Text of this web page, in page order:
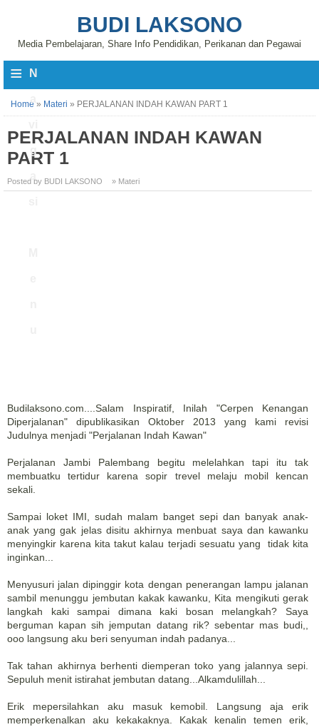
BUDI LAKSONO
Media Pembelajaran, Share Info Pendidikan, Perikanan dan Pegawai
≡ N
g
a
Home » Materi » PERJALANAN INDAH KAWAN PART 1
PERJALANAN INDAH KAWAN
PART 1
Posted by BUDI LAKSONO » Materi
Budilaksono.com....Salam Inspiratif, Inilah "Cerpen Kenangan
Diperjalanan" dipublikasikan Oktober 2013 yang kami revisi
Judulnya menjadi "Perjalanan Indah Kawan"
Perjalanan Jambi Palembang begitu melelahkan tapi itu tak
membuatku tertidur karena sopir trevel melaju mobil kencan
sekali.
Sampai loket IMI, sudah malam banget sepi dan banyak anak-
anak yang gak jelas disitu akhirnya menbuat saya dan kawanku
menyingkir karena kita takut kalau terjadi sesuatu yang tidak kita
inginkan...
Menyusuri jalan dipinggir kota dengan penerangan lampu jalanan
sambil menunggu jembutan kakak kawanku, Kita mengikuti gerak
langkah kaki sampai dimana kaki bosan melangkah? Saya
berguman kapan sih jemputan datang rik? sebentar mas budi,,
ooo langsung aku beri senyuman indah padanya...
Tak tahan akhirnya berhenti diemperan toko yang jalannya sepi.
Sepuluh menit istirahat jembutan datang...Alkamdulillah...
Erik mepersilahkan aku masuk kemobil. Langsung aja erik
memperkenalkan aku kekakaknya. Kakak kenalin temen erik,